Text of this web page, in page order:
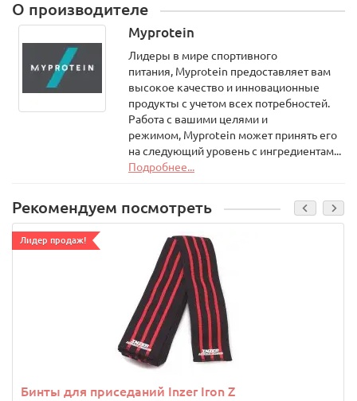
О производителе
Myprotein
Лидеры в мире спортивного
питания, Myprotein предоставляет вам
высокое качество и инновационные
продукты с учетом всех потребностей.
Работа с вашими целями и
режимом, Myprotein может принять его
на следующий уровень с ингредиентам...
Подробнее...
Рекомендуем посмотреть
Лидер продаж!
Бинты для приседаний Inzer Iron Z